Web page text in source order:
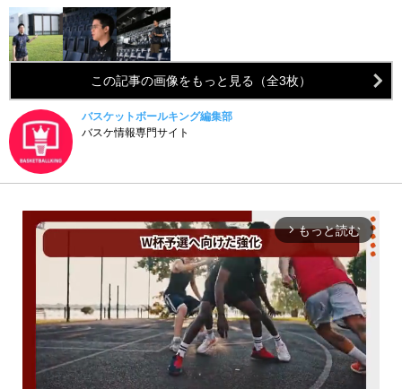
この記事の画像をもっと見る（全3枚）
バスケットボールキング編集部
バスケ情報専門サイト
arrow_forward_ios もっと読む